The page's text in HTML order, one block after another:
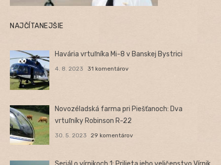
NAJČÍTANEJŠIE
Havária vrtuľníka Mi-8 v Banskej Bystrici
4. 8. 2023 31 komentárov
Novozéladská farma pri Piešťanoch: Dva
vrtuľníky Robinson R-22
30. 5. 2023 29 komentárov